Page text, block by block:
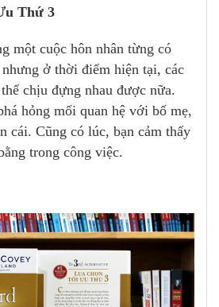
Thứ 3
một cuộc hôn nhân từng có
ở thời điểm hiện tại, các
chịu đựng nhau được nữa.
hỏng mối quan hệ với bố mẹ,
cái. Cũng có lúc, bạn cảm thấy
trong công việc.